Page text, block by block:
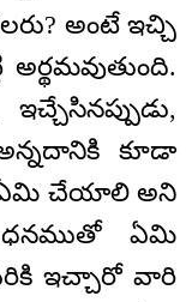
అంటే ఇచ్చి
కూడా
ఏమి చేయాలి అని
ఏమి
ఇచ్చారో వారి